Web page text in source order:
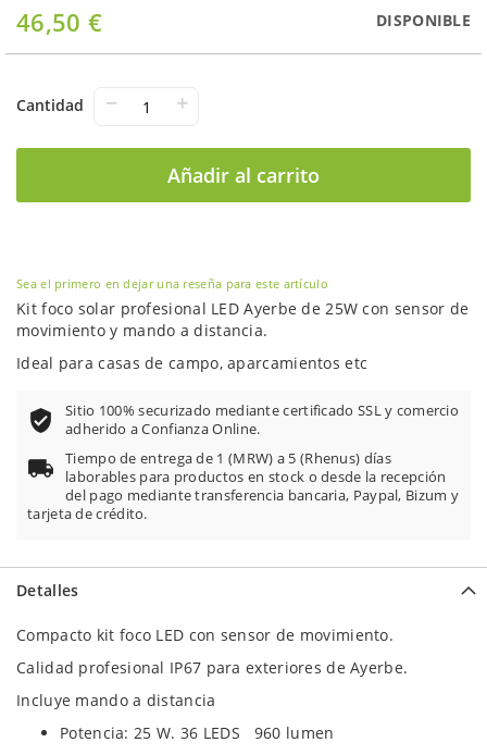
46,50 € DISPONIBLE
Cantidad − +
Añadir al carrito
Saltar
al
comienzo
la
Sea el primero en dejar una reseña para este artículo
Kit foco solar profesional LED Ayerbe de 25W con sensor de
movimiento y mando a distancia.
Ideal para casas de campo, aparcamientos etc
Sitio 100% securizado mediante certificado SSL y comercio
adherido a Confianza Online.
Tiempo de entrega de 1 (MRW) a 5 (Rhenus) días
laborables para productos en stock o desde la recepción
del pago mediante transferencia bancaria, Paypal, Bizum y
tarjeta de crédito.
Detalles
Compacto kit foco LED con sensor de movimiento.
Calidad profesional IP67 para exteriores de Ayerbe.
Incluye mando a distancia
Potencia: 25 W. 36 LEDS 960 lumen